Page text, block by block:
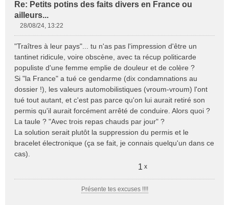
Re: Petits potins des faits divers en France ou
ailleurs...
s
s
a
g
e
n
n
l
u
28/08/24, 13:22
"Traîtres à leur pays"... tu n'as pas l'impression d'être un
tantinet ridicule, voire obscène, avec ta récup politicarde
populiste d'une femme emplie de douleur et de colère ?
Si "la France" a tué ce gendarme (dix condamnations au
dossier !), les valeurs automobilistiques (vroum-vroum) l'ont
tué tout autant, et c'est pas parce qu'on lui aurait retiré son
permis qu'il aurait forcément arrêté de conduire. Alors quoi ?
La taule ? "Avec trois repas chauds par jour" ?
La solution serait plutôt la suppression du permis et le
bracelet électronique (ça se fait, je connais quelqu'un dans ce
cas).
1 x
Présente tes excuses !!!!